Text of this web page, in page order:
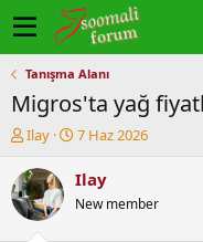
Tanışma Alanı
Migros'ta yağ
K
n
u
y
Ilay
B
ş
a
7 Haz 2026
Ilay
New member